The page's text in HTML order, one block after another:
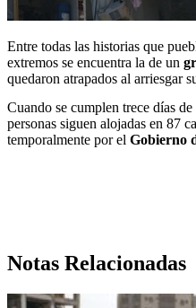
Entre todas las historias que
extremos se encuentra la de un
quedaron atrapados al arriesgar
Cuando se cumplen trece días
personas siguen alojadas en 87
temporalmente por el Gobierno
Notas Relacionadas